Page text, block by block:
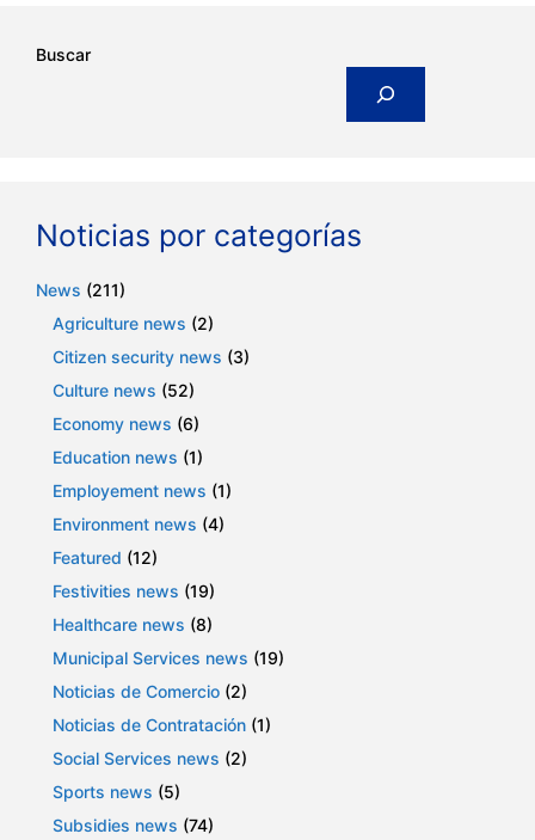
Buscar
Noticias por categorías
News (211)
Agriculture news (2)
Citizen security news (3)
Culture news (52)
Economy news (6)
Education news (1)
Employement news (1)
Environment news (4)
Featured (12)
Festivities news (19)
Healthcare news (8)
Municipal Services news (19)
Noticias de Comercio (2)
Noticias de Contratación (1)
Social Services news (2)
Sports news (5)
Subsidies news (74)